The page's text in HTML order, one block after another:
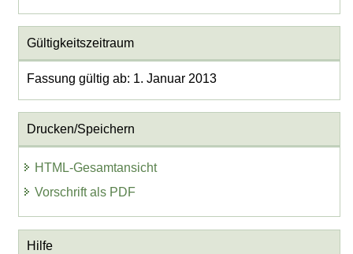
Gültigkeitszeitraum
Fassung gültig ab: 1. Januar 2013
Drucken/Speichern
HTML-Gesamtansicht
Vorschrift als PDF
Hilfe